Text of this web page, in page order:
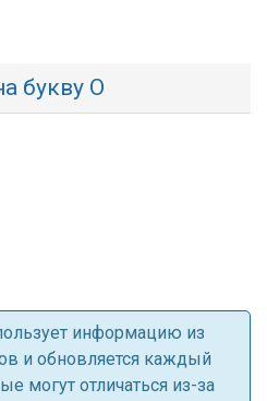
букву О
информацию из
и обновляется каждый
могут отличаться из-за